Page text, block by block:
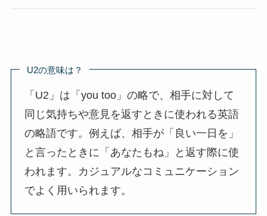
U2の意味は？
「U2」は「you too」の略で、相手に対して
同じ気持ちや意見を返すときに使われる英語
の略語です。例えば、相手が「良い一日を」
と言ったときに「あなたもね」と返す際に使
われます。カジュアルなコミュニケーション
でよく用いられます。